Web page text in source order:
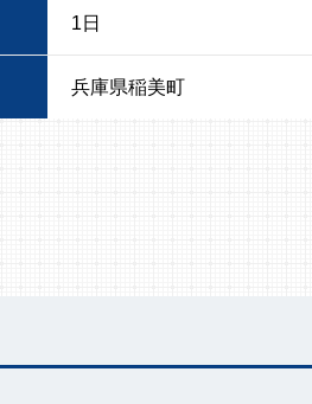
1日
兵庫県稲美町